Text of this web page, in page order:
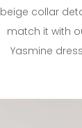
beige collar
match it with
Yasmine